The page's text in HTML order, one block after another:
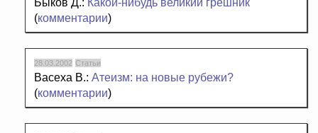
Быков Д.: Какой-нибудь великий грешник
(комментарии)
28.03.2002 Статьи
Васеха В.: Атеизм: на новые рубежи?
(комментарии)